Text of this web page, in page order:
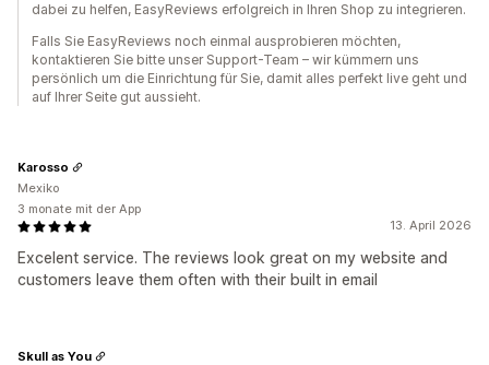
dabei zu helfen, EasyReviews erfolgreich in Ihren Shop zu integrieren.
Falls Sie EasyReviews noch einmal ausprobieren möchten,
kontaktieren Sie bitte unser Support-Team – wir kümmern uns
persönlich um die Einrichtung für Sie, damit alles perfekt live geht und
auf Ihrer Seite gut aussieht.
13. April 2026
Excelent service. The reviews look great on my website and
customers leave them often with their built in email
Karosso
Mexiko
3 monate mit der App
Skull as You